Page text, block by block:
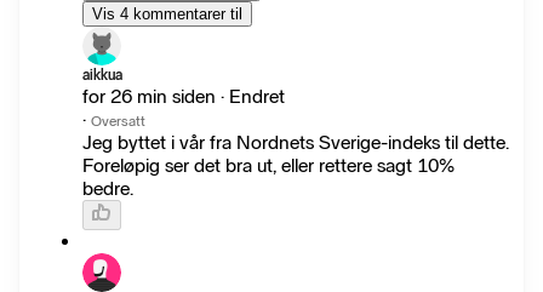
Vis 4 kommentarer til
aikkua
for 26 min siden · Endret
· Oversatt
Jeg byttet i vår fra Nordnets Sverige-indeks til dette.
Foreløpig ser det bra ut, eller rettere sagt 10%
bedre.